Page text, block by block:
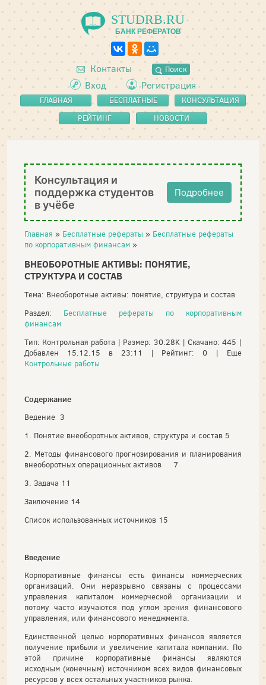
STUDRB.RU
БАНК РЕФЕРАТОВ
Контакты Поиск
Вход Регистрация
ГЛАВНАЯ
БЕСПЛАТНЫЕ
РЕФЕРАТЫ
КОНСУЛЬТАЦИЯ
РЕЙТИНГ
НОВОСТИ
Консультация и
поддержка студентов
в учёбе
Подробнее
Главная » Бесплатные рефераты » Бесплатные рефераты
по корпоративным финансам »
ВНЕОБОРОТНЫЕ АКТИВЫ: ПОНЯТИЕ,
СТРУКТУРА И СОСТАВ
Тема: Внеоборотные активы: понятие, структура и состав
Раздел: Бесплатные рефераты по корпоративным
финансам
Тип: Контрольная работа | Размер: 30.28K | Скачано: 445 |
Добавлен 15.12.15 в 23:11 | Рейтинг: 0 | Еще
Контрольные работы
Содержание
Ведение 3
1. Понятие внеоборотных активов, структура и состав 5
2. Методы финансового прогнозирования и планирования
внеоборотных операционных активов 7
3. Задача 11
Заключение 14
Список использованных источников 15
Введение
Корпоративные финансы есть финансы коммерческих
организаций. Они неразрывно связаны с процессами
управления капиталом коммерческой организации и
потому часто изучаются под углом зрения финансового
управления, или финансового менеджмента.
Единственной целью корпоративных финансов является
получение прибыли и увеличение капитала компании. По
этой причине корпоративные финансы являются
исходным (конечным) источником всех видов финансовых
ресурсов у всех остальных участников рынка.